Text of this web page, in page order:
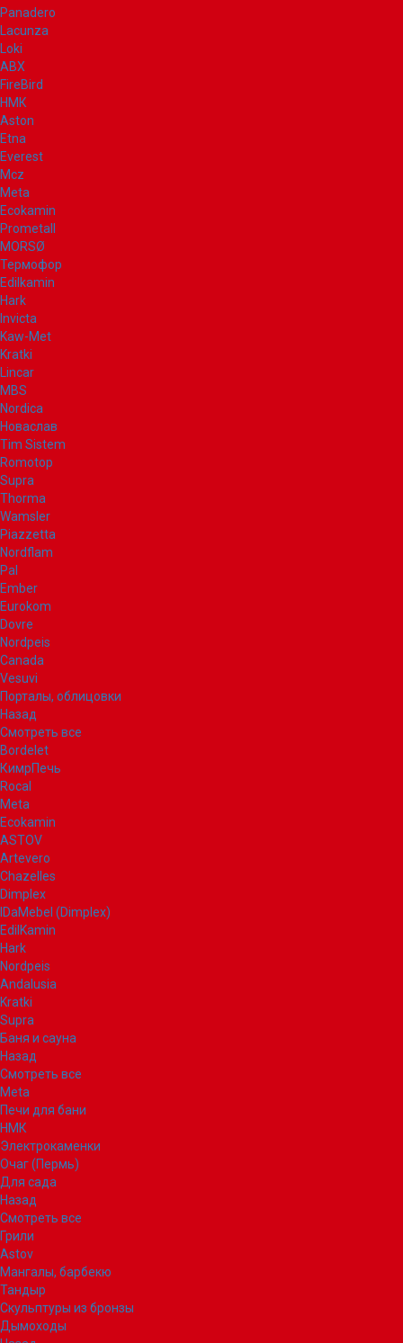
Panadero
Lacunza
Loki
ABX
FireBird
НМК
Aston
Etna
Everest
Mcz
Meta
Ecokamin
Prometall
MORSØ
Термофор
Edilkamin
Hark
Invicta
Kaw-Met
Kratki
Lincar
MBS
Nordica
Новаслав
Tim Sistem
Romotop
Supra
Thorma
Wamsler
Piazzetta
Nordflam
Pal
Ember
Eurokom
Dovre
Nordpeis
Canada
Vesuvi
Порталы, облицовки
Назад
Смотреть все
Bordelet
КимрПечь
Rocal
Meta
Ecokamin
ASTOV
Artevero
Chazelles
Dimplex
IDaMebel (Dimplex)
EdilKamin
Hark
Nordpeis
Andalusia
Kratki
Supra
Баня и сауна
Назад
Смотреть все
Meta
Печи для бани
НМК
Электрокаменки
Очаг (Пермь)
Для сада
Назад
Смотреть все
Грили
Astov
Мангалы, барбекю
Тандыр
Скульптуры из бронзы
Дымоходы